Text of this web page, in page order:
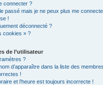
connecter ?
passé mais je ne peux plus me
!
déconnecté ?
cookies » ?
de l’utilisateur
?
d’apparaître dans la liste des
!
et l’heure est toujours incorrecte !